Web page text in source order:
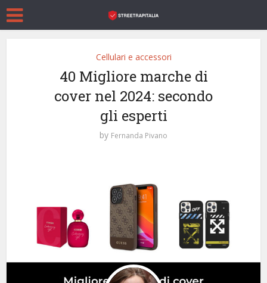
Cellulari e accessori
40 Migliore marche di
cover nel 2024: secondo
gli esperti
by Fernanda Pivano